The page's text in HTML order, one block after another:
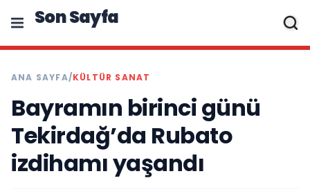
Son Sayfa
ANA SAYFA/KÜLTÜR SANAT
Bayramın birinci günü
Tekirdağ’da Rubato
izdihamı yaşandı